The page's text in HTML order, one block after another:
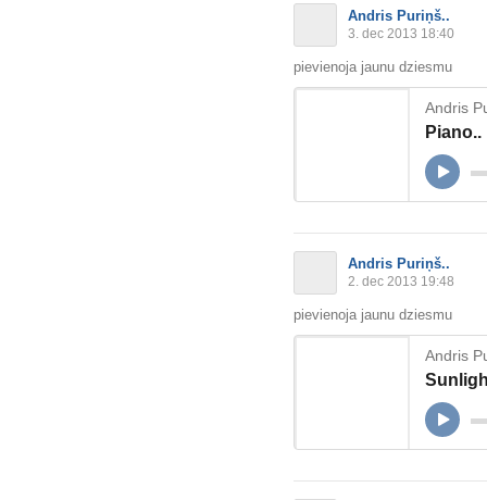
Andris Puriņš..
3. dec 2013 18:40
pievienoja jaunu dziesmu
Andris
Piano..
Andris Puriņš..
2. dec 2013 19:48
pievienoja jaunu dziesmu
Andris